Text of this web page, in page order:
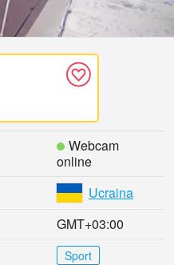
Webcam
online
Ucraina
GMT+03:00
Sport